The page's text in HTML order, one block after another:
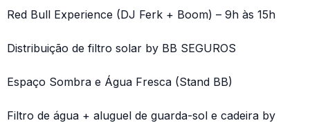
Red Bull Experience (DJ Ferk + Boom) – 9h às 15h
Distribuição de filtro solar by BB SEGUROS
Espaço Sombra e Água Fresca (Stand BB)
Filtro de água + aluguel de guarda-sol e cadeira by